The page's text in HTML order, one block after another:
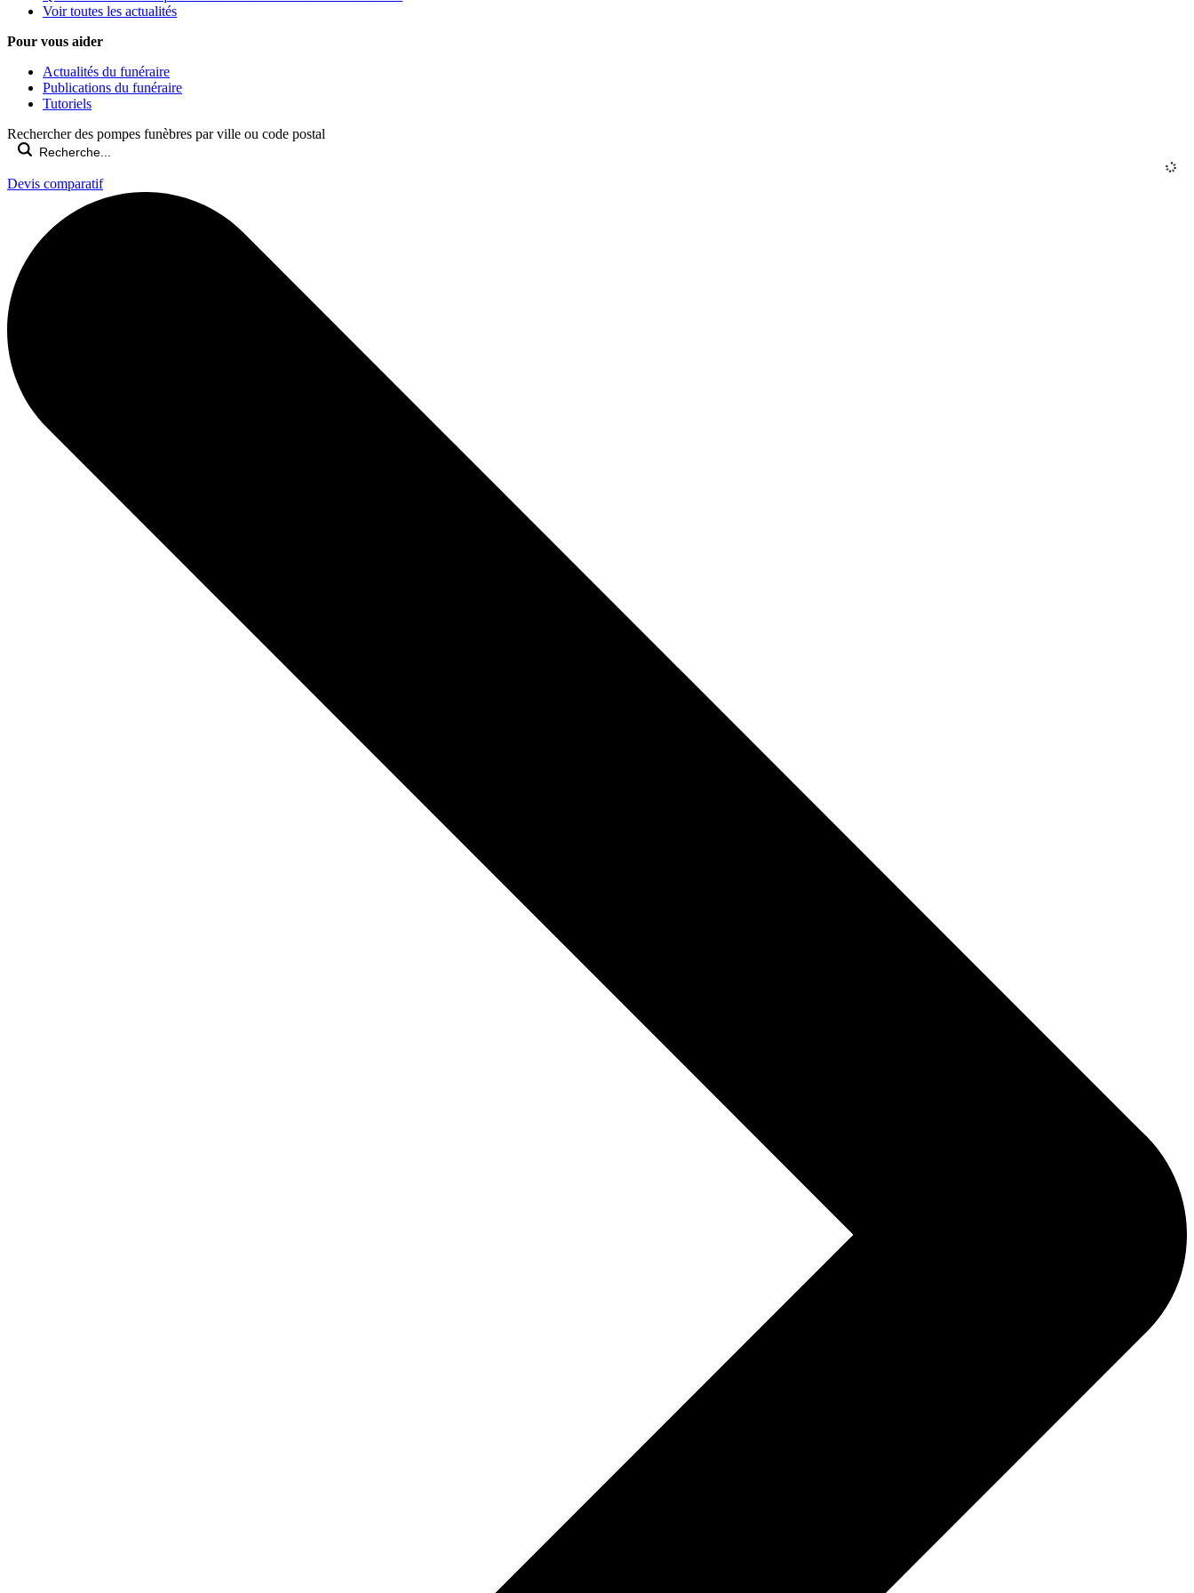
Voir toutes les actualités
Pour vous aider
Actualités du funéraire
Publications du funéraire
Tutoriels
Rechercher des pompes funèbres par ville ou code postal
Devis comparatif